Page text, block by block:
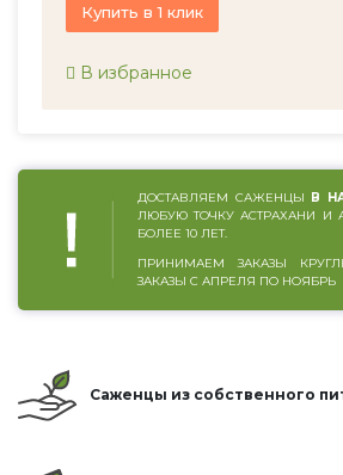
Купить в 1 клик
В избранное
ДОСТАВЛЯЕМ САЖЕНЦЫ В
ЛЮБУЮ ТОЧКУ АСТРАХАНИ И
БОЛЕЕ 10 ЛЕТ.
ПРИНИМАЕМ ЗАКАЗЫ
ЗАКАЗЫ С АПРЕЛЯ ПО НОЯБРЬ
Саженцы из собственного